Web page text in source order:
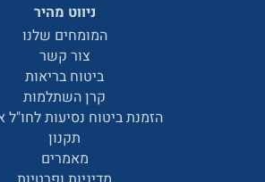
ניווט מהיר
המומחים שלנו
צור קשר
ביטוח בריאות
קרן השתלמות
הזמנת ביטוח נסיעות לחו"ל
תקנון
מאמרים